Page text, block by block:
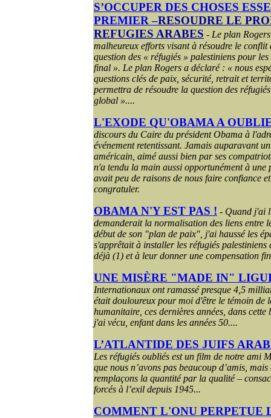
S’OCCUPER DES CHOSES
PREMIER –RESOUDRE LE
REFUGIES ARABES - Le plan
malheureux efforts visant à résoudre le
question des « réfugiés » palestiniens pour
final ». Le plan Rogers a déclaré : « nous
questions clés de paix, sécurité, retrait et
permettra de résoudre la question des
global »....
L'EXODE QU'OBAMA A
discours du Caire du président Obama à
événement retentissant. Jamais auparavant
américain, aimé aussi bien par ses
n'a tendu la main aussi opportunément à
avait peu de raisons de nous faire confiance
congratuler.
OBAMA N'Y EST PAS ! - Quand j'ai
demanderait la normalisation des liens entre
début de son "plan de paix", j'ai haussé les
s'apprêtait à installer les réfugiés palestiniens
déjà (1) et à leur donner une compensation
UNE MISÈRE "MADE IN"
Internationaux ont ramassé presque 4,5
était douloureux pour moi d'être le témoin de
humanitaire, ces dernières années, dans
j'ai vécu, enfant dans les années 50....
L’ATLANTIDE DES JUIFS
Les réfugiés oubliés est un film de notre ami
que nous n’avons pas beaucoup d’amis,
remplaçons la quantité par la qualité –
forcés à l’exil depuis 1945...
COMMENT L'ONU PERPETUE